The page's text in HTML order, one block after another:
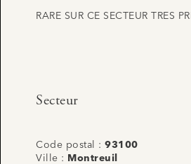
RARE SUR CE SECTEUR TRES
Secteur
Code postal : 93100
Ville :
Montreuil